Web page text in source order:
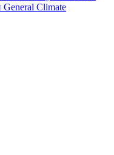
Climate